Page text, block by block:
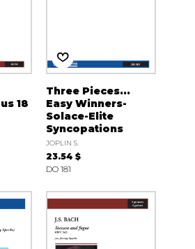
18
Three Pieces...
Easy Winners-
Solace-Elite
Syncopations
JOPLIN S.
23.54 $
DO 181